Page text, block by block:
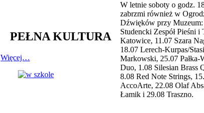
PEŁNA KULTURA
Więcej…
W letnie soboty o godz.
zabrzmi również w
Dźwięków przy
Studencki Zespół Pieśni i
Katowice, 11.07 Szara
18.07 Lerech-Kurpas/
Markowski, 25.07 Pałka-
Duo, 1.08 Silesian Brass
8.08 Red Note Strings,
AccoArte, 22.08 Olaf
Łamik i 29.08 Traszno.